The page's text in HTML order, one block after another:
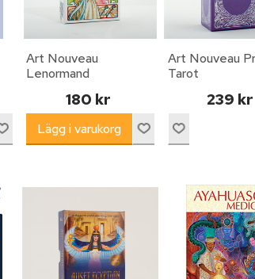
Art Nouveau
Lenormand
180 kr
Art Nouveau
Tarot
239 kr